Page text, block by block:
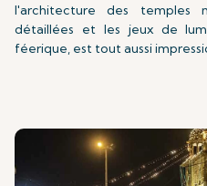
l'architecture des temples
détaillées et les jeux de
féerique, est tout aussi